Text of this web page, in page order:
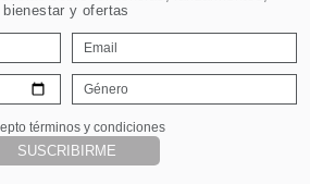
bienestar y ofertas
términos y condiciones
SUSCRIBIRME